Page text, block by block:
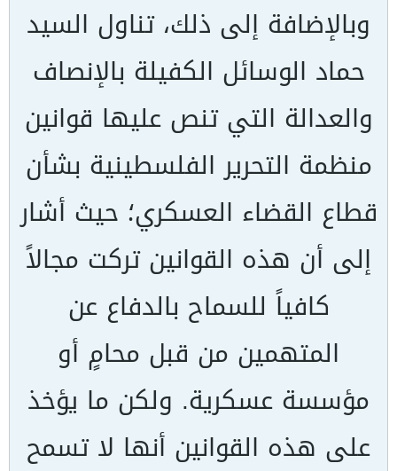
وبالإضافة إلى ذلك، تناول السيد
حماد الوسائل الكفيلة بالإنصاف
والعدالة التي تنص عليها قوانين
منظمة التحرير الفلسطينية بشأن
قطاع القضاء العسكري؛ حيث أشار
إلى أن هذه القوانين تركت مجالاً
كافياً للسماح بالدفاع عن
المتهمين من قبل محامٍ أو
مؤسسة عسكرية. ولكن ما يؤخذ
على هذه القوانين أنها لا تسمح